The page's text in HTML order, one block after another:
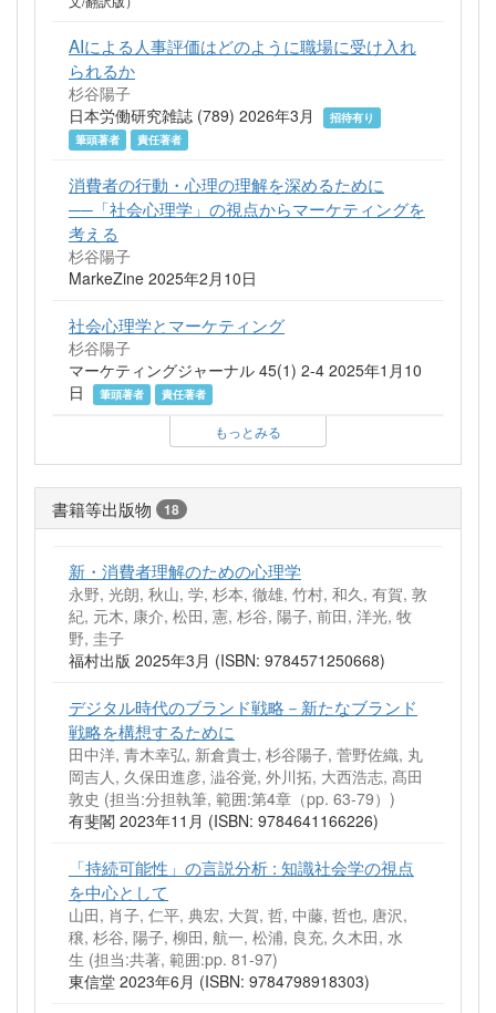
AIによる人事評価はどのように職場に受け入れ
られるか
杉谷陽子
日本労働研究雑誌 (789) 2026年3月
招待有り
筆頭著者
責任著者
消費者の行動・心理の理解を深めるために
──「社会心理学」の視点からマーケティングを
考える
杉谷陽子
MarkeZine 2025年2月10日
社会心理学とマーケティング
杉谷陽子
マーケティングジャーナル 45(1) 2-4 2025年1月10
日
筆頭著者 責任著者
もっとみる
書籍等出版物 18
新・消費者理解のための心理学
永野, 光朗, 秋山, 学, 杉本, 徹雄, 竹村, 和久, 有賀, 敦
紀, 元木, 康介, 松田, 憲, 杉谷, 陽子, 前田, 洋光, 牧
野, 圭子
福村出版 2025年3月 (ISBN: 9784571250668)
デジタル時代のブランド戦略－新たなブランド
戦略を構想するために
田中洋, 青木幸弘, 新倉貴士, 杉谷陽子, 菅野佐織, 丸
岡吉人, 久保田進彦, 澁谷覚, 外川拓, 大西浩志, 髙田
敦史 (担当:分担執筆, 範囲:第4章（pp. 63-79）)
有斐閣 2023年11月 (ISBN: 9784641166226)
「持続可能性」の言説分析 : 知識社会学の視点
を中心として
山田, 肖子, 仁平, 典宏, 大賀, 哲, 中藤, 哲也, 唐沢,
穣, 杉谷, 陽子, 柳田, 航一, 松浦, 良充, 久木田, 水
生 (担当:共著, 範囲:pp. 81-97)
東信堂 2023年6月 (ISBN: 9784798918303)